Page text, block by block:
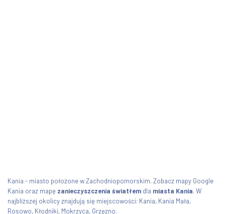
Kania - miasto położone w Zachodniopomorskim. Zobacz mapy Google
Kania oraz mapę zanieczyszczenia światłem dla miasta Kania. W
najbliższej okolicy znajdują się miejscowości: Kania, Kania Mała,
Rosowo, Kłodniki, Mokrzyca, Grzęzno.